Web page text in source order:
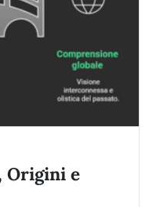
Origini e